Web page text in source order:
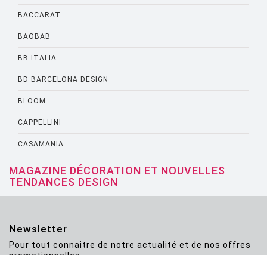
BACCARAT
BAOBAB
BB ITALIA
BD BARCELONA DESIGN
BLOOM
CAPPELLINI
CASAMANIA
CASSINA
CATELLANI AND SMITH
CINNA
CLASSICON
MAGAZINE DÉCORATION ET NOUVELLES
TENDANCES DESIGN
Newsletter
Pour tout connaitre de notre actualité et de nos offres